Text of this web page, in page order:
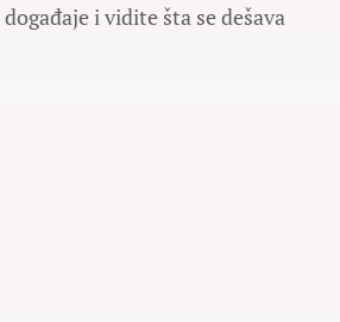
i vidite šta se dešava